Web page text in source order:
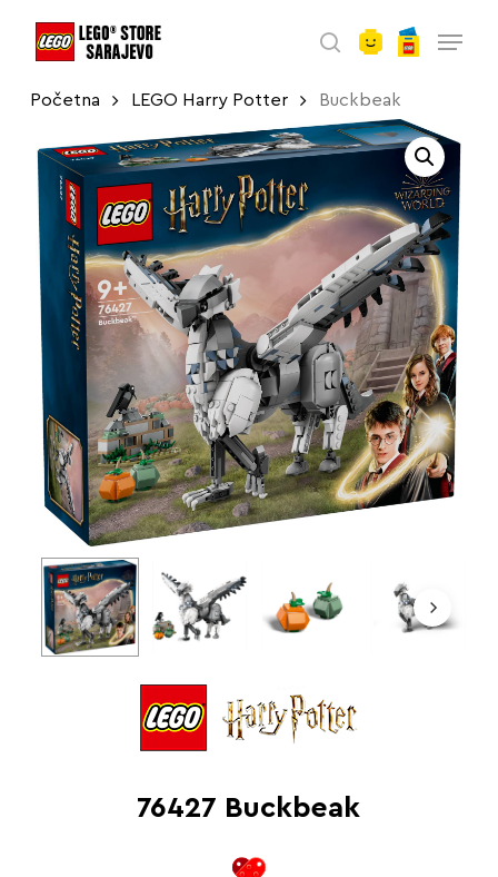
search
Početna LEGO Harry Potter Buckbeak
76427 Buckbeak